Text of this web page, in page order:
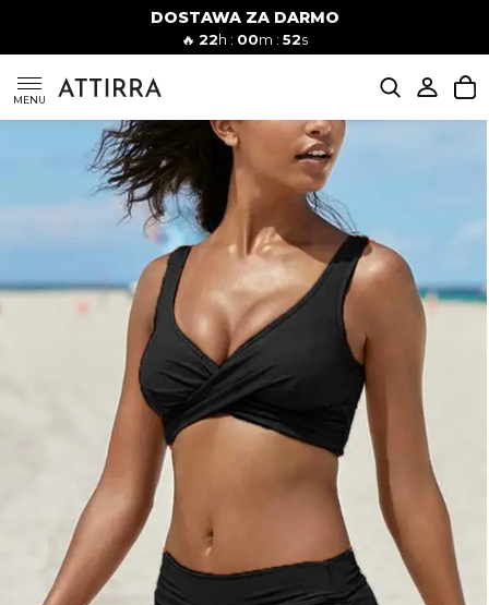
DOSTAWA ZA DARMO
🔥22h :00m :51s
MENU
Mężczyźni
SUKIENKI
STROJE KĄPIELOWE